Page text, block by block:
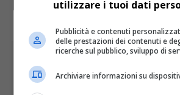
utilizzare i tuoi dati
Pubblicità e contenuti
delle prestazioni dei contenuti e
ricerche sul pubblico, sviluppo di
Archiviare informazioni su